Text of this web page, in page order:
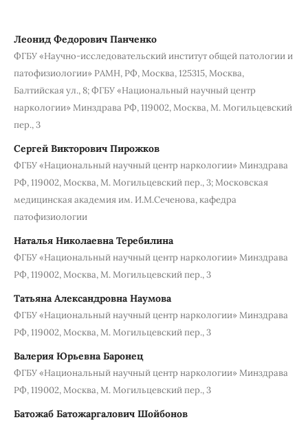
Леонид Федорович Панченко
ФГБУ «Научно-исследовательский институт общей патологии и
патофизиологии» РАМН, РФ, Москва, 125315, Москва,
Балтийская ул., 8; ФГБУ «Национальный научный центр
наркологии» Минздрава РФ, 119002, Москва, М. Могильцевский
пер., 3
Сергей Викторович Пирожков
ФГБУ «Национальный научный центр наркологии» Минздрава
РФ, 119002, Москва, М. Могильцевский пер., 3; Московская
медицинская академия им. И.М.Сеченова, кафедра
патофизиологии
Наталья Николаевна Теребилина
ФГБУ «Национальный научный центр наркологии» Минздрава
РФ, 119002, Москва, М. Могильцевский пер., 3
Татьяна Александровна Наумова
ФГБУ «Национальный научный центр наркологии» Минздрава
РФ, 119002, Москва, М. Могильцевский пер., 3
Валерия Юрьевна Баронец
ФГБУ «Национальный научный центр наркологии» Минздрава
РФ, 119002, Москва, М. Могильцевский пер., 3
Батожаб Батожаргалович Шойбонов